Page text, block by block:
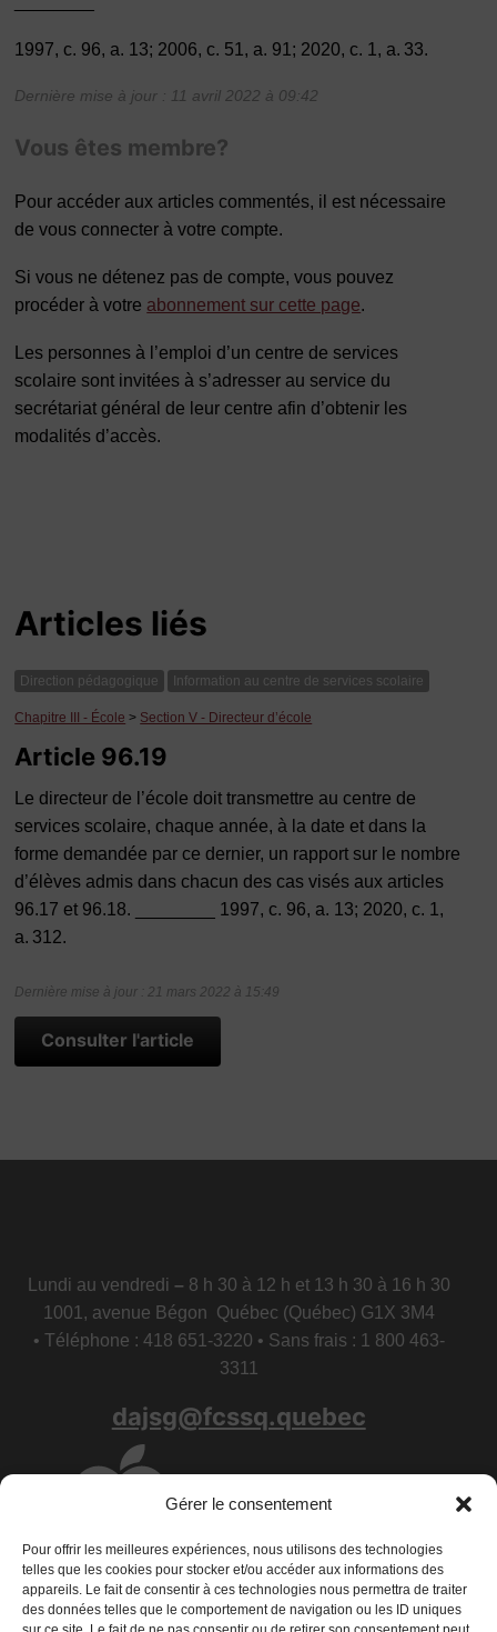
Gérer le consentement
Pour offrir les meilleures expériences, nous utilisons des technologies
telles que les cookies pour stocker et/ou accéder aux informations des
appareils. Le fait de consentir à ces technologies nous permettra de traiter
des données telles que le comportement de navigation ou les ID uniques
1997, c. 96, a. 13; 2006, c. 51, a. 91; 2020, c. 1, a. 33.
Dernière mise à jour : 11 avril 2022 à 09:42
Vous êtes membre?
Pour accéder aux articles commentés, il est nécessaire
de vous connecter à votre compte.
Si vous ne détenez pas de compte, vous pouvez
procéder à votre abonnement sur cette page.
Les personnes à l’emploi d’un centre de services
scolaire sont invitées à s’adresser au service du
secrétariat général de leur centre afin d’obtenir les
modalités d’accès.
Articles liés
Direction pédagogique Information au centre de services scolaire
Chapitre III - École > Section V - Directeur d’école
Article 96.19
Le directeur de l’école doit transmettre au centre de
services scolaire, chaque année, à la date et dans la
forme demandée par ce dernier, un rapport sur le nombre
d’élèves admis dans chacun des cas visés aux articles
96.17 et 96.18. ________ 1997, c. 96, a. 13; 2020, c. 1,
a. 312.
Dernière mise à jour : 21 mars 2022 à 15:49
Consulter l'article
Lundi au vendredi – 8 h 30 à 12 h et 13 h 30 à 16 h 30
1001, avenue Bégon Québec (Québec) G1X 3M4
• Téléphone : 418 651-3220 • Sans frais : 1 800 463-
3311
dajsg@fcssq.quebec